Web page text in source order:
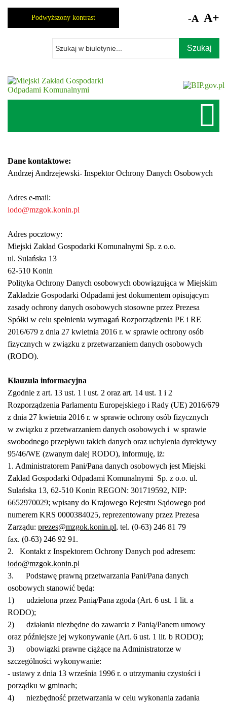
zawartości
Podwyższony kontrast -A A+
szukaną
frazę
Dane kontaktowe:
Andrzej Andrzejewski- Inspektor Ochrony Danych Osobowych
Adres e-mail:
iodo@mzgok.konin.pl
Adres pocztowy:
Miejski Zakład Gospodarki Komunalnymi Sp. z o.o.
ul. Sulańska 13
62-510 Konin
Polityka Ochrony Danych osobowych obowiązująca w Miejskim
Zakładzie Gospodarki Odpadami jest dokumentem opisującym
zasady ochrony danych osobowych stosowne przez Prezesa
Spółki w celu spełnienia wymagań Rozporządzenia PE i RE
2016/679 z dnia 27 kwietnia 2016 r. w sprawie ochrony osób
fizycznych w związku z przetwarzaniem danych osobowych
(RODO).
Klauzula informacyjna
Zgodnie z art. 13 ust. 1 i ust. 2 oraz art. 14 ust. 1 i 2
Rozporządzenia Parlamentu Europejskiego i Rady (UE) 2016/679
z dnia 27 kwietnia 2016 r. w sprawie ochrony osób fizycznych
w związku z przetwarzaniem danych osobowych i w sprawie
swobodnego przepływu takich danych oraz uchylenia dyrektywy
95/46/WE (zwanym dalej RODO), informuję, iż:
1. Administratorem Pani/Pana danych osobowych jest Miejski
Zakład Gospodarki Odpadami Komunalnymi Sp. z o.o. ul.
Sulańska 13, 62-510 Konin REGON: 301719592, NIP:
6652970029; wpisany do Krajowego Rejestru Sądowego pod
numerem KRS 0000384025, reprezentowany przez Prezesa
Zarządu: prezes@mzgok.konin.pl, tel. (0-63) 246 81 79
fax. (0-63) 246 92 91.
2. Kontakt z Inspektorem Ochrony Danych pod adresem:
iodo@mzgok.konin.pl
3. Podstawę prawną przetwarzania Pani/Pana danych
osobowych stanowić będą:
1) udzielona przez Panią/Pana zgoda (Art. 6 ust. 1 lit. a
RODO);
2) działania niezbędne do zawarcia z Panią/Panem umowy
oraz późniejsze jej wykonywanie (Art. 6 ust. 1 lit. b RODO);
3) obowiązki prawne ciążące na Administratorze w
szczególności wykonywanie:
- ustawy z dnia 13 września 1996 r. o utrzymaniu czystości i
porządku w gminach;
4) niezbędność przetwarzania w celu wykonania zadania